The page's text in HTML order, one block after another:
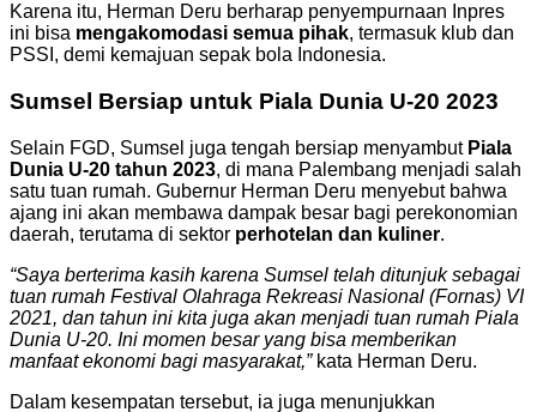
Karena itu, Herman Deru berharap penyempurnaan Inpres
ini bisa mengakomodasi semua pihak, termasuk klub dan
PSSI, demi kemajuan sepak bola Indonesia.
Sumsel Bersiap untuk Piala Dunia U-20 2023
Selain FGD, Sumsel juga tengah bersiap menyambut Piala
Dunia U-20 tahun 2023, di mana Palembang menjadi salah
satu tuan rumah. Gubernur Herman Deru menyebut bahwa
ajang ini akan membawa dampak besar bagi perekonomian
daerah, terutama di sektor perhotelan dan kuliner.
“Saya berterima kasih karena Sumsel telah ditunjuk sebagai
tuan rumah Festival Olahraga Rekreasi Nasional (Fornas) VI
2021, dan tahun ini kita juga akan menjadi tuan rumah Piala
Dunia U-20. Ini momen besar yang bisa memberikan
manfaat ekonomi bagi masyarakat,”kata Herman Deru.
Dalam kesempatan tersebut, ia juga menunjukkan